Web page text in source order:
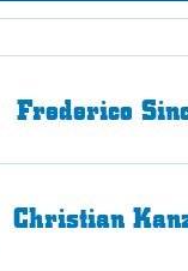
Frederico
Christian